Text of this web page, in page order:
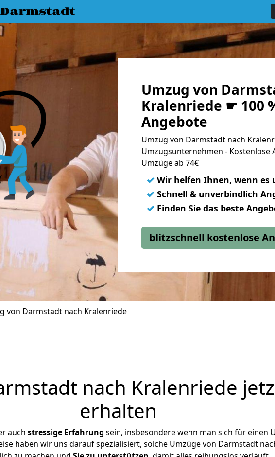
Umzug von
Kralenriede ☛ 100
Angebote
Umzug von Darmstadt nach
Umzugsunternehmen - Kostenlose
Umzüge ab 74€
✓ Wir helfen Ihnen, wenn es
✓ Schnell & unverbindlich
✓ Finden Sie das beste
blitzschnell kostenlose
von Darmstadt nach Kralenriede
nach Kralenriede
erhalten
auch stressige Erfahrung sein, insbesondere wenn man sich für einen
haben wir uns darauf spezialisiert, solche Umzüge von Darmstadt